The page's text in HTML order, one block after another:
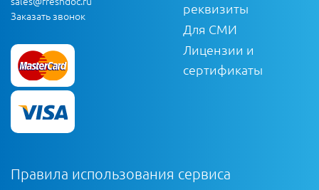
Заказать звонок
реквизиты
Для СМИ
Лицензии и
сертификаты
Правила использования сервиса